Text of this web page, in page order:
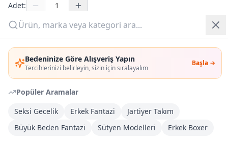
Bedeninize Göre Alışveriş Yapın
Tercihlerinizi belirleyin, sizin için sıralayalım
Başla →
Popüler Aramalar
Seksi Gecelik
Erkek Fantazi
Jartiyer Takım
Büyük Beden Fantazi
Sütyen Modelleri Erkek Boxer
OUTLET
Giriş Yap
Üye Ol
Adet:
Sepete Ekle
Şimdi Al
DHL Kargoya Teslim
Bayram tatili sonrasında kargolanacaktır
Kargo Bedava